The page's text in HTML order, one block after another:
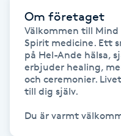
Fransk manikyr
Fransrengöring
Frekvensterapi
Om företaget
Välkommen till Mind
Spirit medicine. Ett
på Hel-Ande hälsa,
erbjuder healing,
och ceremonier.
till dig själv.
Du är varmt